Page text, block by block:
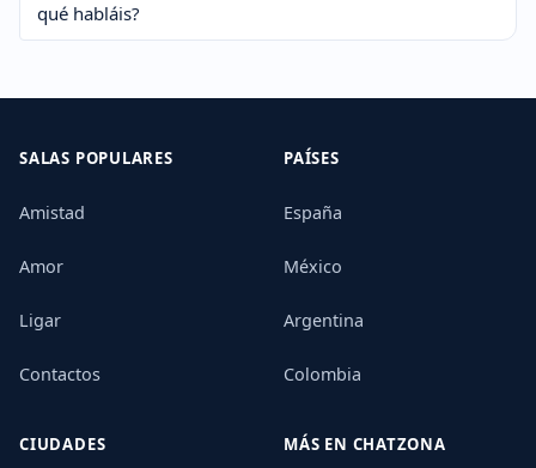
qué habláis?
SALAS POPULARES
Amistad
Amor
Ligar
Contactos
PAÍSES
España
México
Argentina
Colombia
CIUDADES MÁS EN CHATZONA